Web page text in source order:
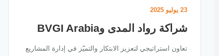
23 يوليو 2025
شراكة رواد المدى وBVGI Arabia
تعاون استراتيجي لتعزيز الابتكار والتميّز في إدارة المشاريع